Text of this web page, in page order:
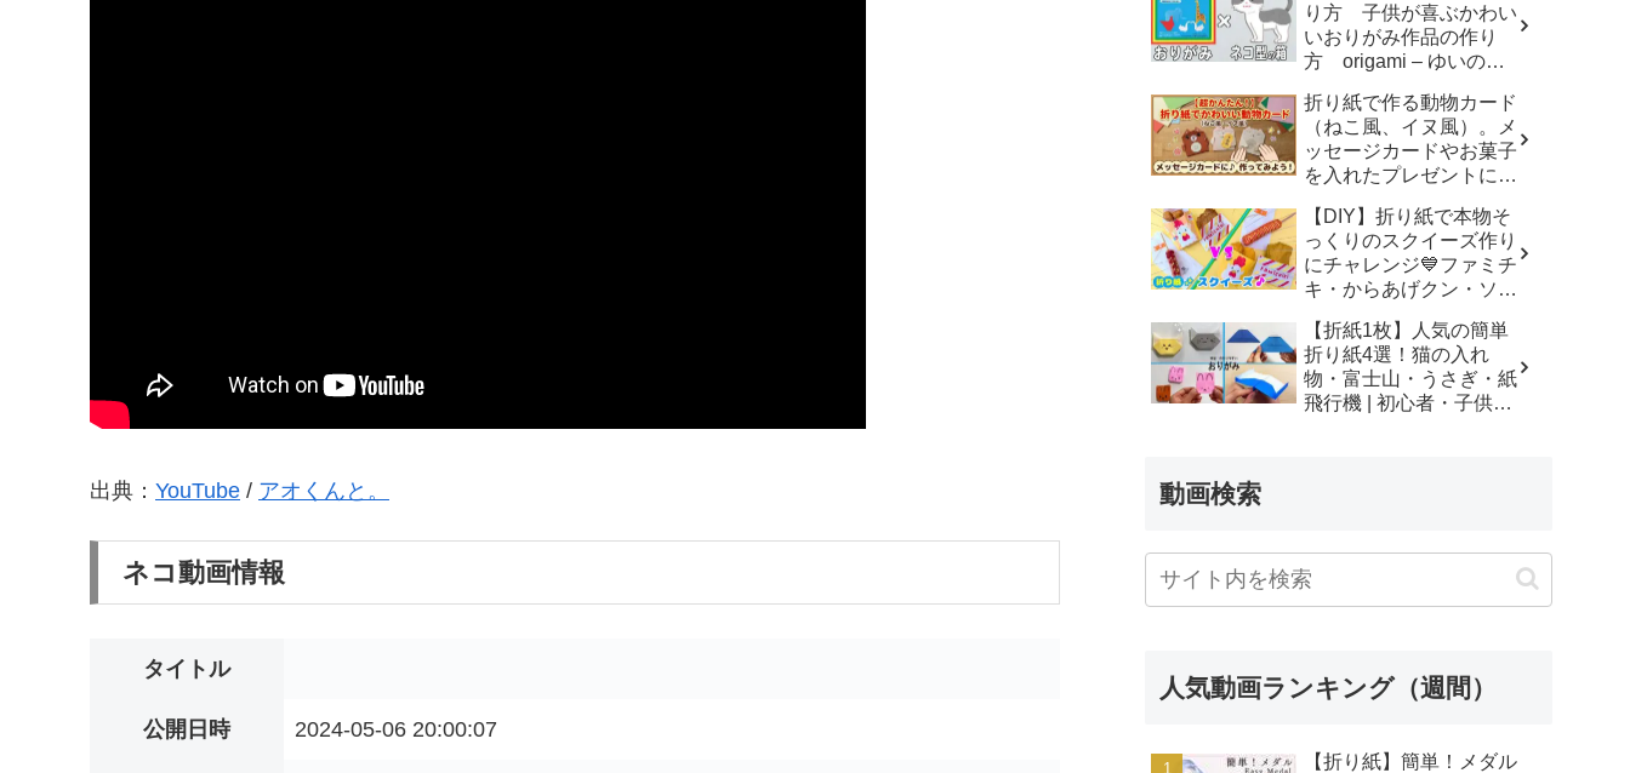
出典： YouTube / アオくんと。
ネコ動画情報
タイトル
公開日時 2024-05-06 20:00:07
り方 子供が喜ぶかわい
いおりがみ作品の作り
方 origami – ゆいのお
折り紙で作る動物カード
（ねこ風、イヌ風）。メ
ッセージカードやお菓子
を入れたプレゼントに。
【DIY】折り紙で本物そ
っくりのスクイーズ作り
にチャレンジ💙ファミチ
キ・からあげクン・ソー
SodaCatOrigami 楽しい
折り紙♪
【折紙1枚】人気の簡単
折り紙4選！猫の入れ
物・富士山・うさぎ・紙
飛行機 | 初心者・子供・
動画検索
人気動画ランキング（週間）
【折り紙】簡単！メダル